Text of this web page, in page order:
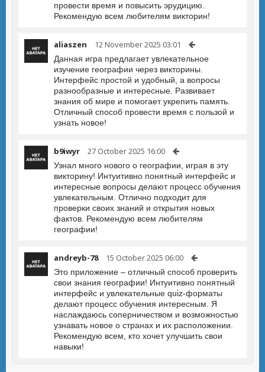
провести время и повысить эрудицию.
Рекомендую всем любителям викторин!
aliaszen 12 November 2025 03:01
Данная игра предлагает увлекательное
изучение географии через викторины.
Интерфейс простой и удобный, а вопросы
разнообразные и интересные. Развивает
знания об мире и помогает укрепить память.
Отличный способ провести время с пользой и
узнать новое!
b9iwyr 27 October 2025 16:00
Узнал много нового о географии, играя в эту
викторину! Интуитивно понятный интерфейс и
интересные вопросы делают процесс обучения
увлекательным. Отлично подходит для
проверки своих знаний и открытия новых
фактов. Рекомендую всем любителям
географии!
andreyb-78 15 October 2025 06:00
Это приложение – отличный способ проверить
свои знания географии! Интуитивно понятный
интерфейс и увлекательные quiz-форматы
делают процесс обучения интересным. Я
наслаждаюсь соперничеством и возможностью
узнавать новое о странах и их расположении.
Рекомендую всем, кто хочет улучшить свои
навыки!